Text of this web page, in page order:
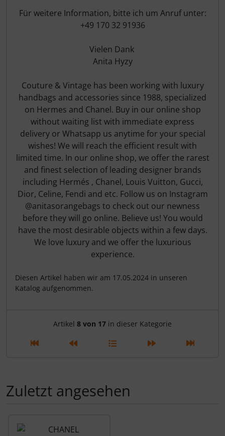
Für weitere Information, bitte ich um Anruf unter:
+49 170 32 91936
Vielen Dank
Anita Hyzy
Couture & Vintage has been working with luxury
handbags and accessories since 1988, specialized
on Hermes and Chanel. Buy in our online shop
without waiting list with immediate express
delivery or Whatsapp us anytime for your special
wishes! We will reach the efficient result with
limited time. In our online shop, we offer the rarest
and finest selection of leading designer brands
including Hermés , Chanel, Louis Vuitton, Gucci,
Dior, Celine, Fendi and etc. Follow us on Instagram
@anitasorangebags to check out our newness
before they will go online. Believe us! You would
have the most desirable objects within a few days.
We love luxury and we offer the luxurious
experience.
Diesen Artikel haben wir am 17.05.2024 in unseren
Katalog aufgenommen.
Artikelnavigation innerhalb
Artikel 8 von 17 in dieser Kategorie
Zuletzt angesehen